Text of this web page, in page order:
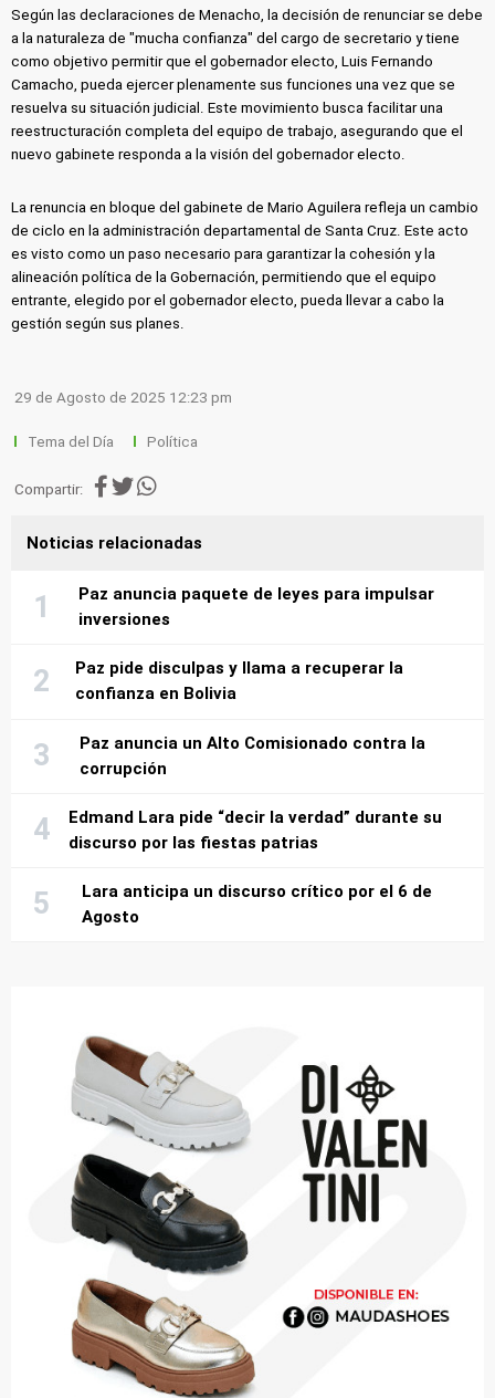
Según las declaraciones de Menacho, la decisión de renunciar se debe
a la naturaleza de "mucha confianza" del cargo de secretario y tiene
como objetivo permitir que el gobernador electo, Luis Fernando
Camacho, pueda ejercer plenamente sus funciones una vez que se
resuelva su situación judicial. Este movimiento busca facilitar una
reestructuración completa del equipo de trabajo, asegurando que el
nuevo gabinete responda a la visión del gobernador electo.
La renuncia en bloque del gabinete de Mario Aguilera refleja un cambio
de ciclo en la administración departamental de Santa Cruz. Este acto
es visto como un paso necesario para garantizar la cohesión y la
alineación política de la Gobernación, permitiendo que el equipo
entrante, elegido por el gobernador electo, pueda llevar a cabo la
gestión según sus planes.
29 de Agosto de 2025 12:23 pm
Tema del Día Política
Compartir:
Noticias relacionadas
Paz anuncia paquete de leyes para impulsar
inversiones
Paz pide disculpas y llama a recuperar la
confianza en Bolivia
Paz anuncia un Alto Comisionado contra la
corrupción
Edmand Lara pide “decir la verdad” durante su
discurso por las fiestas patrias
Lara anticipa un discurso crítico por el 6 de
Agosto